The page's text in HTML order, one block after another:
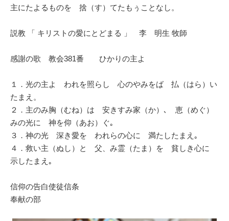
主にたよるものを 捨（す）てたもぅことなし。
説教 「 キリストの愛にとどまる 」 李 明生 牧師
感謝の歌 教会381番 ひかりの主よ
１．光の主よ われを照らし 心のやみをば 払（はら）い
たまえ。
２．主のみ胸（むね）は 安きすみ家（か）､ 恵（めぐ）
みの光に 神を仰（あお）ぐ｡
３．神の光 深き愛を われらの心に 満たしたまえ｡
４．救い主（ぬし）と 父、み霊（たま）を 貧しき心に
示したまえ｡
信仰の告白使徒信条
奉献の部